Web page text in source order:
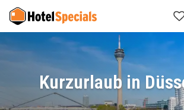
Kurzurlaub in